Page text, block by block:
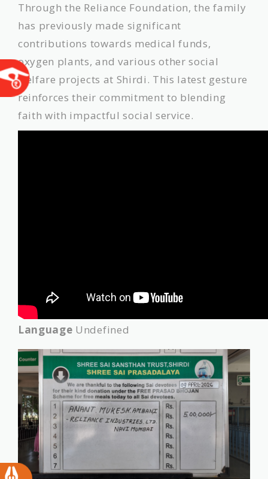
Through the Reliance Foundation, the family
has previously made significant
contributions towards medical funds,
oxygen plants, and various other social
welfare projects at Shirdi. This latest gesture
reinforces their commitment to blending
faith with impactful social service.
Language Undefined